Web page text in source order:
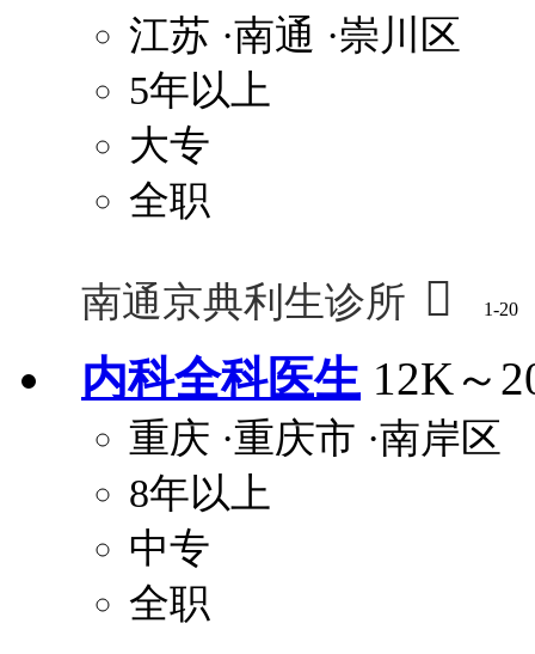
江苏 ·南通 ·崇川区
5年以上
大专
全职
南通京典利生诊所  1-20
内科全科医生 12K～
重庆 ·重庆市 ·南岸区
8年以上
中专
全职